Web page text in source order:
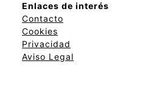
Enlaces de interés
Contacto
Cookies
Privacidad
Aviso Legal